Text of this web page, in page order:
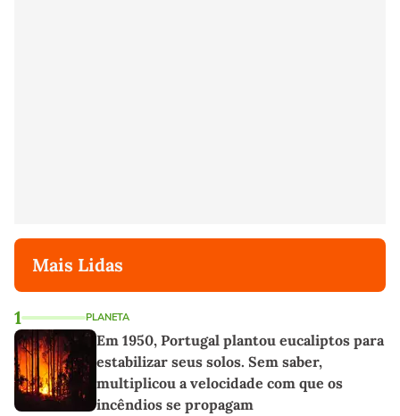
Mais Lidas
1 PLANETA
Em 1950, Portugal plantou eucaliptos para
estabilizar seus solos. Sem saber,
multiplicou a velocidade com que os
incêndios se propagam